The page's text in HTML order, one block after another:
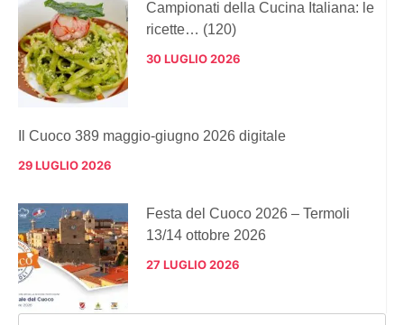
Campionati della Cucina Italiana: le
ricette… (120)
30 LUGLIO 2026
Il Cuoco 389 maggio-giugno 2026 digitale
29 LUGLIO 2026
Festa del Cuoco 2026 – Termoli
13/14 ottobre 2026
27 LUGLIO 2026